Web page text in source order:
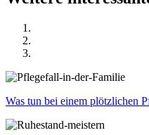
Was tun bei einem plötzlichen